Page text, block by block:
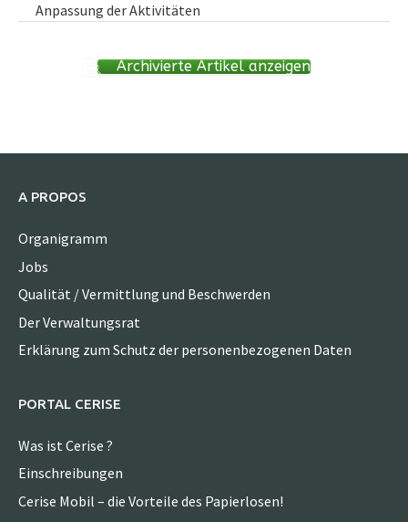
Anpassung der Aktivitäten
Archivierte Artikel anzeigen
A PROPOS
Organigramm
Jobs
Qualität / Vermittlung und Beschwerden
Der Verwaltungsrat
Erklärung zum Schutz der personenbezogenen Daten
PORTAL CERISE
Was ist Cerise ?
Einschreibungen
Cerise Mobil – die Vorteile des Papierlosen!